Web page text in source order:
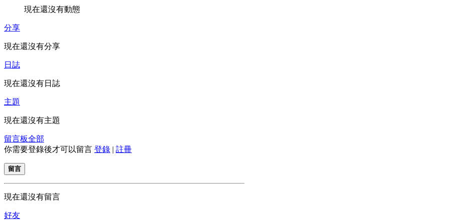
現在還沒有動態
分享
現在還沒有分享
日誌
現在還沒有日誌
主題
現在還沒有主題
留言板全部
你需要登錄後才可以留言 登錄 | 註冊
留言
現在還沒有留言
好友